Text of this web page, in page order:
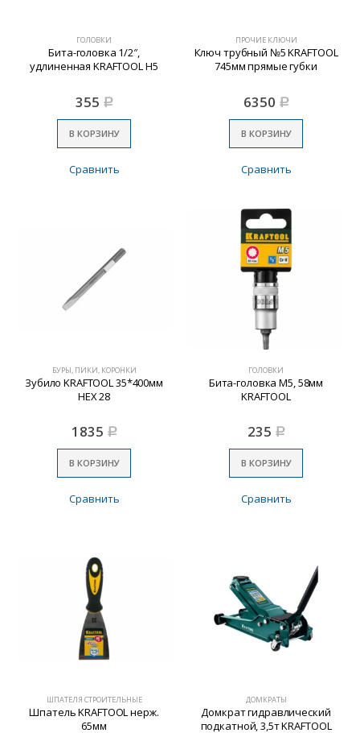
ГОЛОВКИ
Бита-головка 1/2″,
удлиненная KRAFTOOL Н5
355 Р
В КОРЗИНУ
Сравнить
ПРОЧИЕ КЛЮЧИ
Ключ трубный №5 KRAFTOOL
745мм прямые губки
6350 Р
В КОРЗИНУ
Сравнить
БУРЫ, ПИКИ, КОРОНКИ
Зубило KRAFTOOL 35*400мм
НЕХ 28
1835 Р
В КОРЗИНУ
Сравнить
ГОЛОВКИ
Бита-головка M5, 58мм
KRAFTOOL
235 Р
В КОРЗИНУ
Сравнить
ШПАТЕЛЯ СТРОИТЕЛЬНЫЕ
Шпатель KRAFTOOL нерж.
65мм
ДОМКРАТЫ
Домкрат гидравлический
подкатной, 3,5т KRAFTOOL